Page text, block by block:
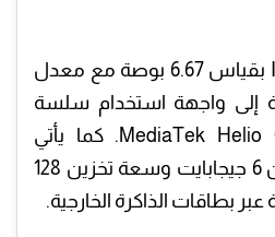
ويضم شاشة IPS LCD بقياس 6.67 بوصة مع معدل
إضافة إلى واجهة استخدام سلسة
مدعومة بمعالج MediaTek Helio G85. كما يأتي
بذاكرة عشوائية تبدأ من 6 جيجابايت وسعة تخزين 128
بطاقات الذاكرة الخارجية.